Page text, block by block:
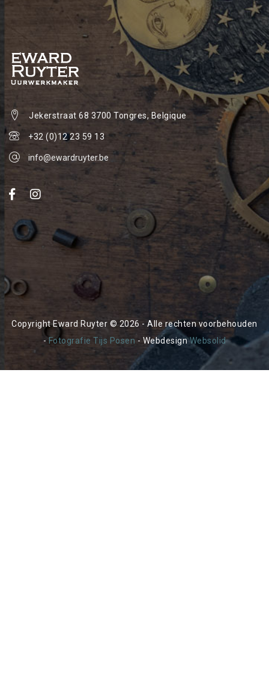
Jekerstraat 68 3700 Tongres, Belgique
+32 (0)12 23 59 13
info@ewardruyter.be
Copyright Eward Ruyter © 2026 - Alle rechten voorbehouden
-Fotografie Tijs Posen - WebdesignWebsolid